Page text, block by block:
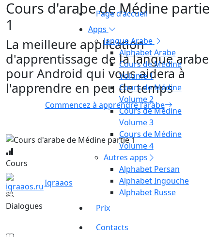
Iqraaos
Page d'accueil
Apps
langue Arabe
Alphabet Arabe
Cours de Médine
Volume 1
Cours de Médine
Volume 2
Cours de Médine
Volume 3
Cours de Médine
Volume 4
Autres apps
Alphabet Persan
Alphabet Ingouche
Alphabet Russe
Prix
Contacts
Cours d'arabe de Médine partie
1
La meilleure application
d'apprentissage de la langue arabe
pour Android qui vous aidera à
l'apprendre en peu de temps
Commencez à apprendre l'arabe
Cours
Dialogues